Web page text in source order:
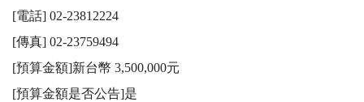
[電話] 02-23812224
[傳真] 02-23759494
[預算金額]新台幣 3,500,000元
[預算金額是否公告]是